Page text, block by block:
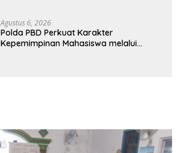
Agustus 6, 2026
Polda PBD Perkuat Karakter
Kepemimpinan Mahasiswa melalui